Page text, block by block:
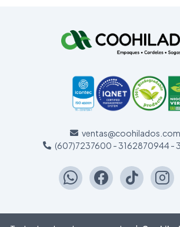
(607)7237600 - 3162870944 -